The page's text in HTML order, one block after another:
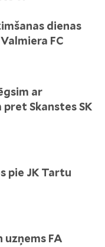
dienas
FC
ar
Skanstes SK
pie JK Tartu
FA